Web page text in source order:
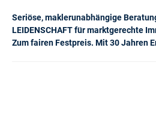
Seriöse, maklerunabhängige
LEIDENSCHAFT für marktgerechte
Zum fairen Festpreis. Mit 30 Jahren